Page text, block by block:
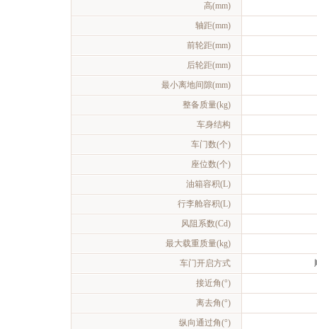
高(mm)
轴距(mm)
前轮距(mm)
后轮距(mm)
最小离地间隙(mm)
整备质量(kg)
车身结构
车门数(个)
座位数(个)
油箱容积(L)
行李舱容积(L)
风阻系数(Cd)
最大载重质量(kg)
车门开启方式
接近角(°)
离去角(°)
纵向通过角(°)